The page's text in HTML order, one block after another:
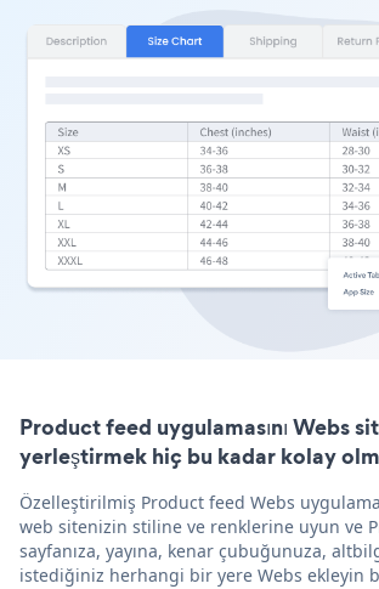
Product feed uygulamasını Webs
yerleştirmek hiç bu kadar kolay
Özelleştirilmiş Product feed Webs
web sitenizin stiline ve renklerine uyun ve
sayfanıza, yayına, kenar çubuğunuza,
istediğiniz herhangi bir yere Webs ekleyin